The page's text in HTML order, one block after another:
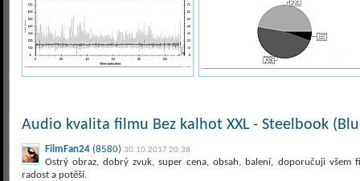
Audio kvalita filmu Bez kalhot XXL - Steelbook
FilmFan24 (8580) 30.10.2017 20:38
Ostrý obraz, dobrý zvuk, super cena, obsah, balení, doporučuji všem
radost a potěší.